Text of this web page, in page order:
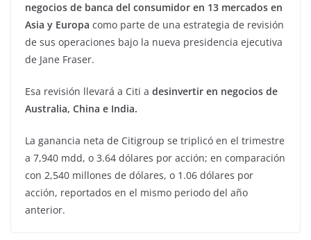
negocios de banca del consumidor en 13 mercados en
Asia y Europa como parte de una estrategia de revisión
de sus operaciones bajo la nueva presidencia ejecutiva
de Jane Fraser.
Esa revisión llevará a Citi a desinvertir en negocios de
Australia, China e India.
La ganancia neta de Citigroup se triplicó en el trimestre
a 7,940 mdd, o 3.64 dólares por acción; en comparación
con 2,540 millones de dólares, o 1.06 dólares por
acción, reportados en el mismo periodo del año
anterior.